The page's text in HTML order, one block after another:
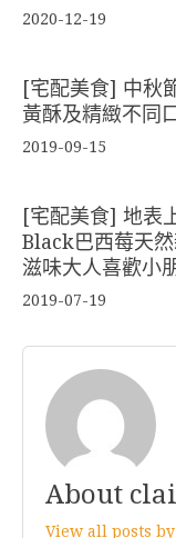
2020-12-19
[宅配美食] 中秋
黃酥及精緻不同
2019-09-15
[宅配美食] 地表
Black巴西莓天
滋味大人喜歡小
2019-07-19
About
View all posts